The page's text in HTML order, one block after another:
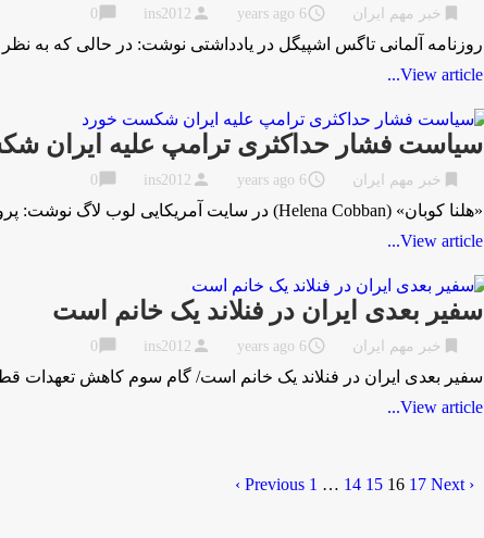
خبر مهم ایران access_time
6 years ago
person
ins2012
chat_bubble
0
روزنامه آلمانی تاگس اشپیگل در یادداشتی نوشت: در حالی که به
View article...
سیاست فشار حداکثری ترامپ علیه ایران
خبر مهم ایران access_time
6 years ago
person
ins2012
chat_bubble
0
«هلنا کوبان» (Helena Cobban) در سایت آمریکایی لوب لاگ نوشت: پروژه فشار حداکثری دونالد ترامپ بر دو اهرم اصلی متکی …
View article...
سفیر بعدی ایران در فنلاند یک خانم است
خبر مهم ایران access_time
6 years ago
person
ins2012
chat_bubble
0
سفیر بعدی ایران در فنلاند یک خانم است/ گام سوم کاهش تعهدات
View article...
راهبری‹ Previous
1 … 14 15 16 17 Next ›